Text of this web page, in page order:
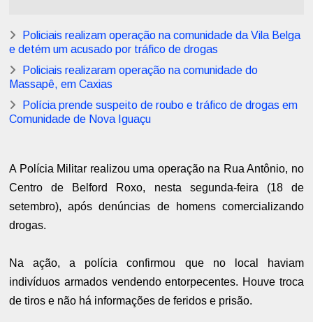
Policiais realizam operação na comunidade da Vila Belga
e detém um acusado por tráfico de drogas
Policiais realizaram operação na comunidade do
Massapê, em Caxias
Polícia prende suspeito de roubo e tráfico de drogas em
Comunidade de Nova Iguaçu
A Polícia Militar realizou uma operação na Rua Antônio, no
Centro de Belford Roxo, nesta segunda-feira (18 de
setembro), após denúncias de homens comercializando
drogas.
Na ação, a polícia confirmou que no local haviam
indivíduos armados vendendo entorpecentes. Houve troca
de tiros e não há informações de feridos e prisão.